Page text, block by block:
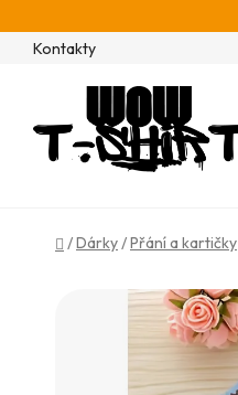
na
obsahKontakty
Domů
/Dárky/Přání a kartičky